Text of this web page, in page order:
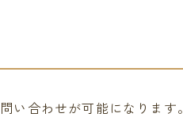
い合わせが可能になります。